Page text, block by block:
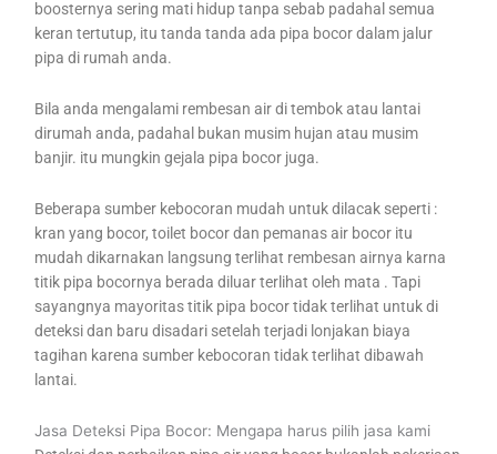
boosternya sering mati hidup tanpa sebab padahal semua
keran tertutup, itu tanda tanda ada pipa bocor dalam jalur
pipa di rumah anda.
Bila anda mengalami rembesan air di tembok atau lantai
dirumah anda, padahal bukan musim hujan atau musim
banjir. itu mungkin gejala pipa bocor juga.
Beberapa sumber kebocoran mudah untuk dilacak seperti :
kran yang bocor, toilet bocor dan pemanas air bocor itu
mudah dikarnakan langsung terlihat rembesan airnya karna
titik pipa bocornya berada diluar terlihat oleh mata . Tapi
sayangnya mayoritas titik pipa bocor tidak terlihat untuk di
deteksi dan baru disadari setelah terjadi lonjakan biaya
tagihan karena sumber kebocoran tidak terlihat dibawah
lantai.
Jasa Deteksi Pipa Bocor: Mengapa harus pilih jasa kami